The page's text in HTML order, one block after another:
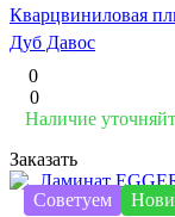
Кварцвиниловая
Дуб Давос
0
0
Наличие
Заказать
Советуем